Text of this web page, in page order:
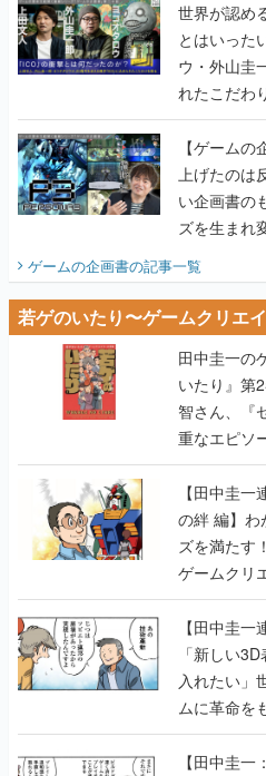
世界が認め
とはいった
ウ・外山圭
れたこだわ
画書】
【ゲーム
上げたのは
い企画書の
ズを生まれ
ビュー】
ゲームの企画書の記事一覧
若ゲのいたり〜ゲームクリエ
田中圭一の
いたり』第
智さん、『
重なエピソ
【田中圭一
の絆 編】わ
ズを満たす
ゲームクリ
【若ゲのい
【田中圭一
「新しい
入れたい」
ムに革命を
のいたり】
【田中圭